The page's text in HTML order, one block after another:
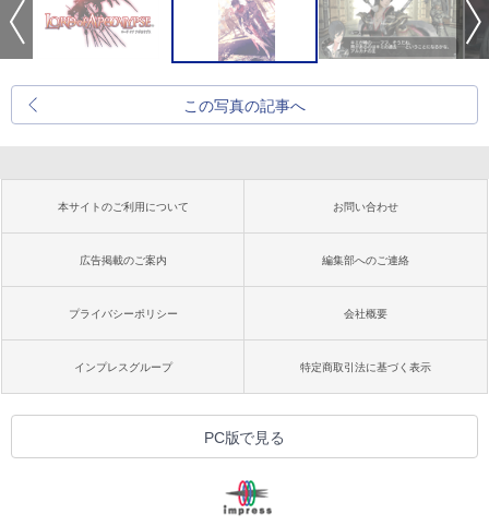
この写真の記事へ
本サイトのご利用について お問い合わせ
広告掲載のご案内 編集部へのご連絡
プライバシーポリシー 会社概要
インプレスグループ 特定商取引法に基づく表示
PC版で見る